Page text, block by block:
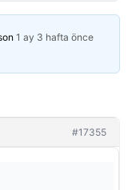
1 ay 3 hafta önce
#17355